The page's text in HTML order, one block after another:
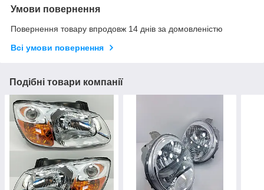
Умови повернення
Повернення товару впродовж 14 днів за домовленістю
Всі умови повернення
Подібні товари компанії